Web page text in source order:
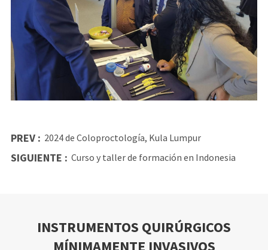
PREV : 2024 de Coloproctología, Kula Lumpur
SIGUIENTE : Curso y taller de formación en Indonesia
INSTRUMENTOS QUIRÚRGICOS
MÍNIMAMENTE INVASIVOS